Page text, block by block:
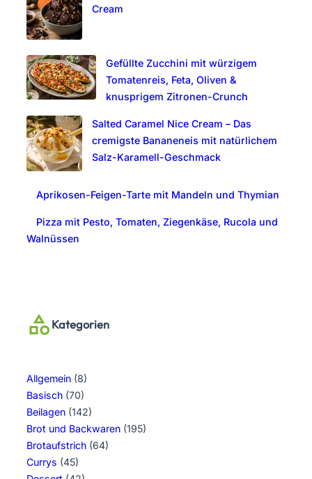
Cream
Gefüllte Zucchini mit würzigem
Tomatenreis, Feta, Oliven &
knusprigem Zitronen-Crunch
Salted Caramel Nice Cream – Das
cremigste Bananeneis mit natürlichem
Salz-Karamell-Geschmack
Aprikosen-Feigen-Tarte mit Mandeln und Thymian
Pizza mit Pesto, Tomaten, Ziegenkäse, Rucola und
Walnüssen
Kategorien
Allgemein (8)
Basisch (70)
Beilagen (142)
Brot und Backwaren (195)
Brotaufstrich (64)
Currys (45)